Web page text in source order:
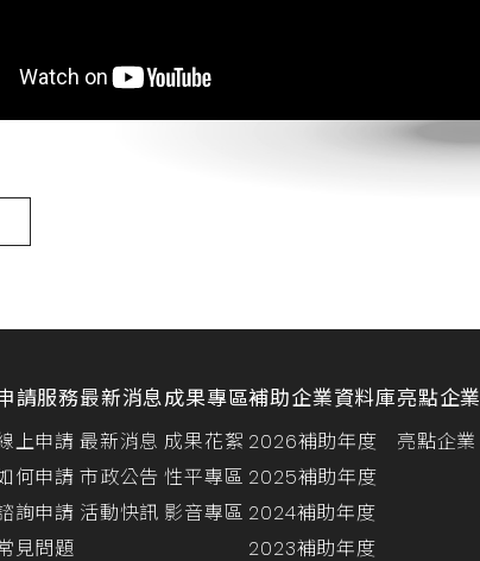
請服務
上申請
何申請
詢申請
見問題
最新消息
最新消息
市政公告
活動快訊
成果專區
成果花絮
性平專區
影音專區
補助企業資料庫
2026補助年度
2025補助年度
2024補助年度
2023補助年度
亮點企業
亮點企業